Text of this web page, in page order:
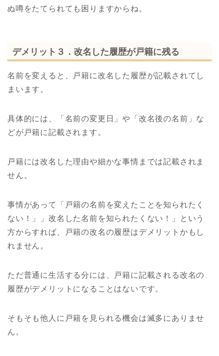
ぬ噂をたてられても困りますからね。
デメリット３．改名した履歴が戸籍に残る
名前を変えると、戸籍に改名した履歴が記載されてし
まいます。
具体的には、「名前の変更日」や「改名後の名前」な
どが戸籍に記載されます。
戸籍には改名した理由や細かな事情までは記載されま
せん。
事情があって「戸籍の名前を変えたことを知られたく
ない！」」改名した名前を知られたくない！」という
方からすれば、戸籍の改名の履歴はデメリットかもし
れません。
ただ普通に生活する分には、戸籍に記載される改名の
履歴がデメリットになることはないです。
そもそも他人に戸籍を見られる機会は滅多にありませ
ん。